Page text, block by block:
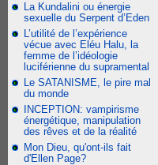
La Kundalini ou énergie
sexuelle du Serpent d’Eden
L’utilité de l’expérience
vécue avec Eléu Halu, la
femme de l’idéologie
luciférienne du supramental
Le SATANISME, le pire mal
du monde
INCEPTION: vampirisme
énergétique, manipulation
des rêves et de la réalité
Mon Dieu, qu'ont-ils fait
d'Ellen Page?